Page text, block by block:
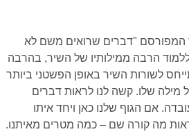
המפורסם "דברים שרואים משם לא
ללמוד הרבה ממילותיו של השיר, בהרבה
לשורות השיר באופן הפשטני ביותר
מילה שלו. קשה לנו לראות דברים
אם הגוף שלנו כאן ויחד איתו
מה קורה שם – כמה מטרים מאיתנו.